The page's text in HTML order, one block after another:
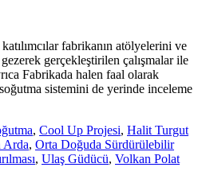
fabrikanın atölyelerini ve
gerçekleştirilen çalışmalar ile
Fabrikada halen faal olarak
sistemini de yerinde inceleme
, Cool Up Projesi, Halit Turgut
Arda, Orta Doğuda Sürdürülebilir
, Ulaş Güdücü, Volkan Polat